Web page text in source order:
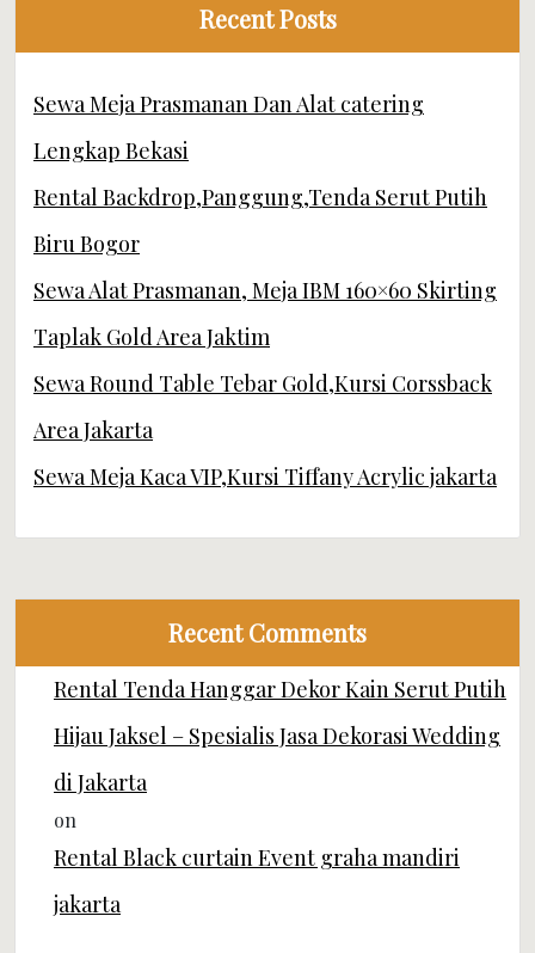
Recent Posts
Sewa Meja Prasmanan Dan Alat catering
Lengkap Bekasi
Rental Backdrop,Panggung,Tenda Serut Putih
Biru Bogor
Sewa Alat Prasmanan, Meja IBM 160×60 Skirting
Taplak Gold Area Jaktim
Sewa Round Table Tebar Gold,Kursi Corssback
Area Jakarta
Sewa Meja Kaca VIP,Kursi Tiffany Acrylic jakarta
Recent Comments
Rental Tenda Hanggar Dekor Kain Serut Putih
Hijau Jaksel – Spesialis Jasa Dekorasi Wedding
di Jakarta
on
Rental Black curtain Event graha mandiri
jakarta